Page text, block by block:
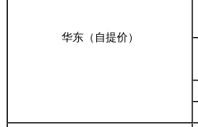
华东（自提价）